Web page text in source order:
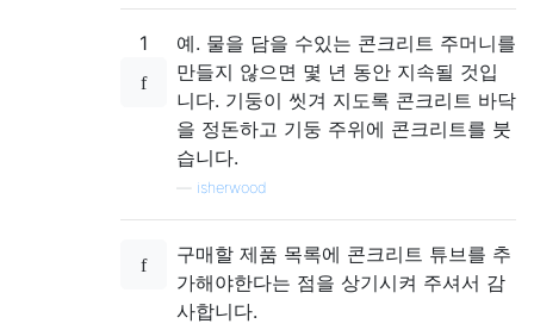
1
예. 물을 담을 수있는 콘크리트 주머니를
만들지 않으면 몇 년 동안 지속될 것입
니다. 기둥이 씻겨 지도록 콘크리트 바닥
을 정돈하고 기둥 주위에 콘크리트를 붓
습니다.
isherwood
구매할 제품 목록에 콘크리트 튜브를 추
가해야한다는 점을 상기시켜 주셔서 감
사합니다.